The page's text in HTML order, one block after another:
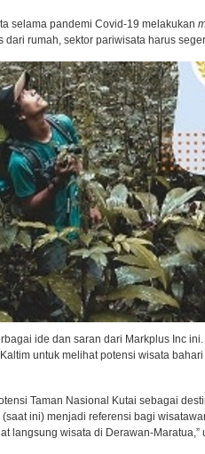
selama pandemi Covid-19 melakukan
dari rumah, sektor pariwisata harus
ide dan saran dari Markplus Inc
untuk melihat potensi wisata
Taman Nasional Kutai sebagai
ini) menjadi referensi bagi
langsung wisata di Derawan-Maratua,”